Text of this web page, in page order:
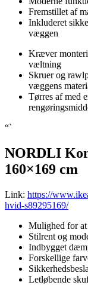
Fremstillet af
Inkluderet
væggen
Kræver
væltning
Skruer og
væggens
Tørres af med
“`
NORDLI
160×169 cm
Link: https://
hvid-s89295169/
Mulighed for at
Stilrent og
Indbygget
Forskellige
Letløbende